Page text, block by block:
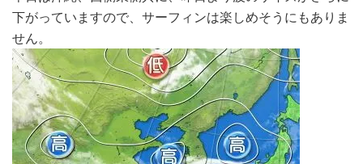
下がっていますので、サーフィンは楽しめそうにもありま
せん。